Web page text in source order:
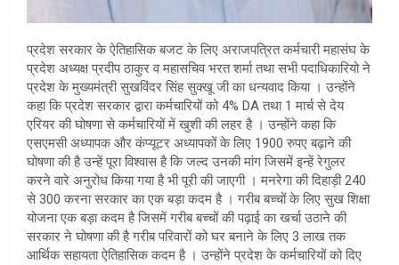
प्रदेश सरकार के ऐतिहासिक बजट के लिए अराजपत्रित कर्मचारी महासंघ के
प्रदेश अध्यक्ष प्रदीप ठाकुर व महासचिव भरत शर्मा तथा सभी पदाधिकारियो ने
प्रदेश के मुख्यमंत्री सुखविंदर सिंह सुक्खू जी का धन्यवाद किया । उन्होंने
कहा कि प्रदेश सरकार द्वारा कर्मचारियों को 4% DA तथा 1 मार्च से देय
एरियर की घोषणा से कर्मचारियों में खुशी की लहर है । उन्होंने कहा कि
एसएमसी अध्यापक और कंप्यूटर अध्यापकों के लिए 1900 रुपए बढ़ाने की
घोषणा की है उन्हें पूरा विश्वास है कि जल्द उनकी मांग जिसमें इन्हें रेगुलर
करने वारे अनुरोध किया गया है भी पूरी की जाएगी । मनरेगा की दिहाड़ी 240
से 300 करना सरकार का एक बड़ा कदम है । गरीब बच्चों के लिए सुख शिक्षा
योजना एक बड़ा कदम है जिसमें गरीब बच्चों की पढ़ाई का खर्चा उठाने की
सरकार ने घोषणा की है गरीब परिवारों को घर बनाने के लिए 3 लाख तक
आर्थिक सहायता ऐतिहासिक कदम है । उन्होंने प्रदेश के कर्मचारियों को दिए